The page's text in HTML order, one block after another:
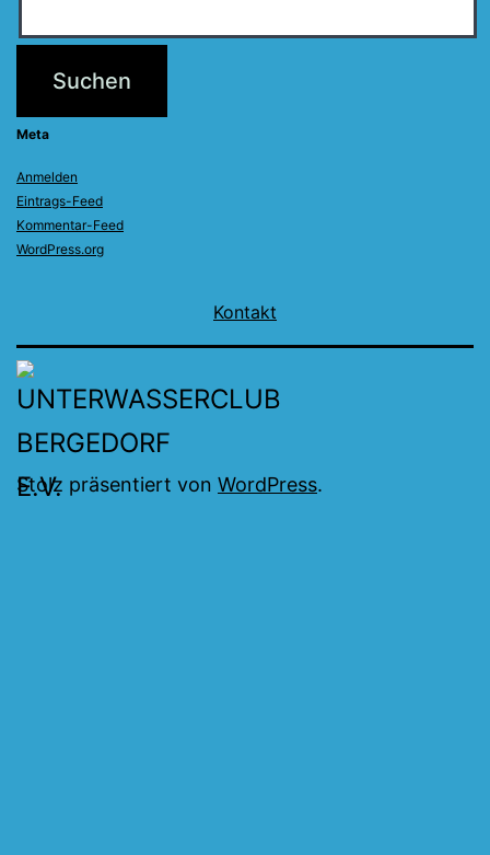
Meta
Anmelden
Eintrags-Feed
Kommentar-Feed
WordPress.org
Kontakt
Stolz präsentiert von WordPress.